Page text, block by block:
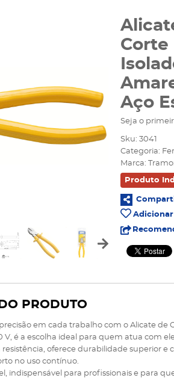
Corte
Aço
Seja o
Sku: 3041
Categoria:
Marca:
Produto
PRODUTO
em cada trabalho com o Alicate de
V, é a escolha ideal para quem atua com
oferece durabilidade superior
no uso contínuo.
indispensável para profissionais e para